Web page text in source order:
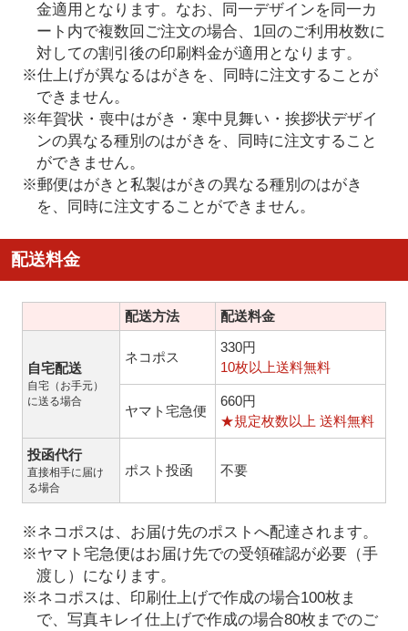
金適用となります。なお、同一デザインを同一カ
ート内で複数回ご注文の場合、1回のご利用枚数に
対しての割引後の印刷料金が適用となります。
※仕上げが異なるはがきを、同時に注文することが
できません。
※年賀状・喪中はがき・寒中見舞い・挨拶状デザイ
ンの異なる種別のはがきを、同時に注文すること
ができません。
※郵便はがきと私製はがきの異なる種別のはがき
を、同時に注文することができません。
配送料金
配送方法 配送料金
自宅配送
自宅（お手元）
に送る場合
ネコポス
330円
10枚以上送料無料
ヤマト宅急便
660円
★規定枚数以上 送料無料
投函代行
直接相手に届け
る場合
ポスト投函 不要
※ネコポスは、お届け先のポストへ配達されます。
※ヤマト宅急便はお届け先での受領確認が必要（手
渡し）になります。
※ネコポスは、印刷仕上げで作成の場合100枚ま
で、写真キレイ仕上げで作成の場合80枚までのご